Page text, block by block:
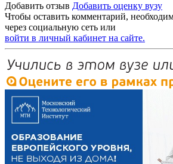
Добавить отзыв Добавить оценку вузу
Чтобы оставить комментарий,
через социальную сеть или
войти в личный кабинет на сайте.